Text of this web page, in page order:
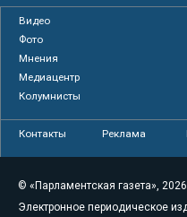
Видео
Фото
Мнения
Медиацентр
Колумнисты
Контакты Реклама
© «Парламентская газета», 2026
Электронное периодическое